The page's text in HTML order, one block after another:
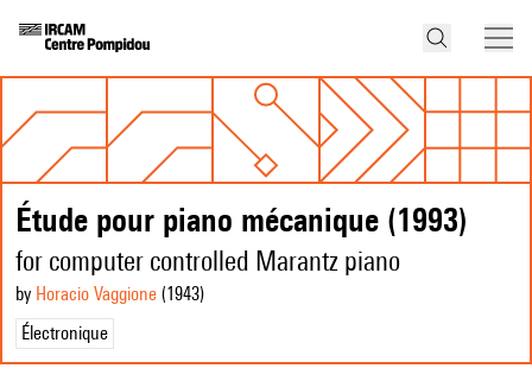
Étude pour piano mécanique (1993)
for computer controlled Marantz piano
by Horacio Vaggione (1943)
Électronique